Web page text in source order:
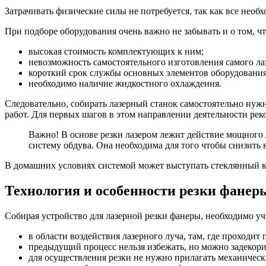
Затрачивать физические силы не потребуется, так как все
При подборе оборудования очень важно не забывать и о том,
высокая стоимость комплектующих к ним;
невозможность самостоятельного изготовления самого
короткий срок службы основных элементов
необходимо наличие жидкостного охлаждения.
Следовательно, собирать лазерный станок самостоятельно
работ. Для первых шагов в этом направлении деятельности
Важно! В основе резки лазером лежит действие мощного
систему обдува. Она необходима для того чтобы снизить
В домашних условиях системой может выступать стеклянный
Технология и особенности резки
Собирая устройство для лазерной резки фанеры, необходимо
в области воздействия лазерного луча, там, где
предыдущий процесс нельзя избежать, но можно
для осуществления резки не нужно прилагать